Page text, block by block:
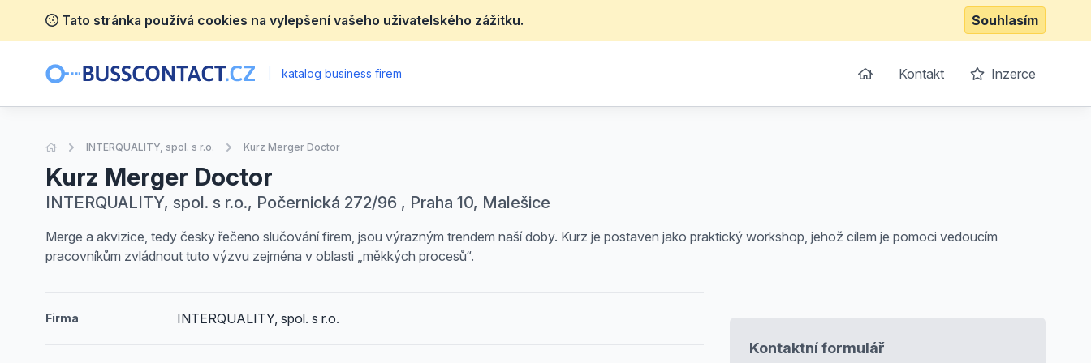
Tato stránka používá cookies na vylepšení vašeho uživatelského zážitku. Souhlasím
katalog business firem Kontakt Inzerce
Úvodní stránka
INTERQUALITY, spol. s r.o. Kurz Merger Doctor
Kurz Merger Doctor
INTERQUALITY, spol. s r.o., Počernická 272/96 , Praha 10, Malešice
Merge a akvizice, tedy česky řečeno slučování firem, jsou výrazným trendem naší doby. Kurz je postaven jako praktický workshop, jehož cílem je pomoci vedoucím
pracovníkům zvládnout tuto výzvu zejména v oblasti „měkkých procesů“.
Firma INTERQUALITY, spol. s r.o.
Kontaktní formulář